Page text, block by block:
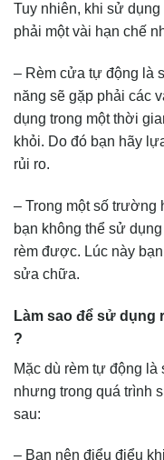
Tuy nhiên, khi sử
phải một vài hạn chế
– Rèm cửa tự động là
năng sẽ gặp phải các
dụng trong một thời
khỏi. Do đó bạn hãy
rủi ro.
– Trong một số trường
bạn không thể sử
rèm được. Lúc này
sửa chữa.
Làm sao để sử dụng
?
Mặc dù rèm tự động
nhưng trong quá trình
sau:
– Bạn nên điểu điểu